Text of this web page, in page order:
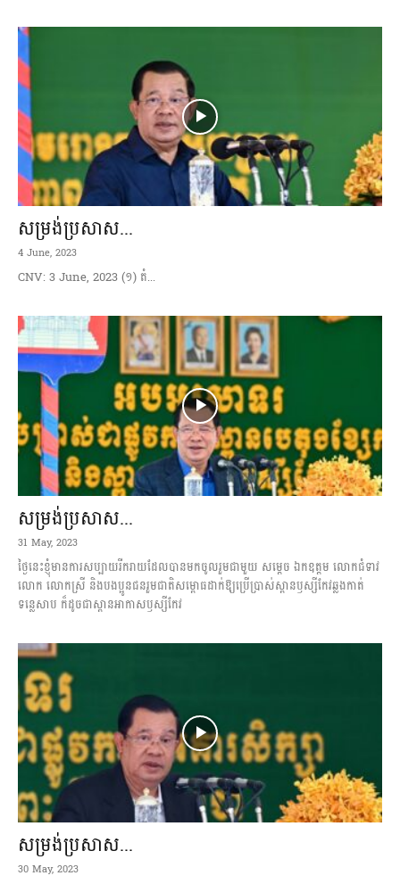
សម្រង់ប្រសាស...
4 June, 2023
CNV: 3 June, 2023 (១) តំ...
សម្រង់ប្រសាស...
31 May, 2023
ថ្ងៃនេះខ្ញុំមានការសប្បាយរីករាយដែលបានមកចូលរួមជាមួយ សម្ដេច ឯកឧត្តម លោកជំទាវ
លោក លោកស្រី និងបងប្អូនជនរួមជាតិសម្ពោធដាក់ឱ្យប្រើប្រាស់ស្ពានឫស្សីកែវឆ្លងកាត់
ទន្លេសាប ក៏ដូចជាស្ពានអាកាសឫស្សីកែវ
សម្រង់ប្រសាស...
30 May, 2023